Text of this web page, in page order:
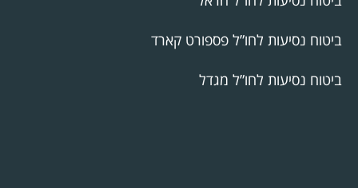
ביטוח נסיעות לחו”ל פספורט קארד
ביטוח נסיעות לחו”ל מגדל